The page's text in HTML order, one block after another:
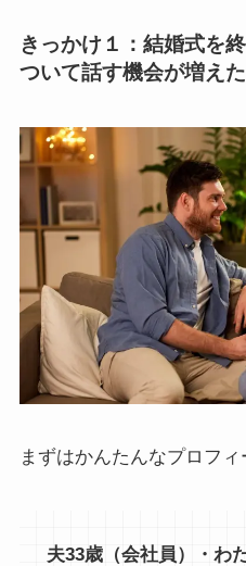
きっかけ１： 結婚式を
ついて話す機会が増えた
まずはかんたんなプロフィ
夫33歳（会社員）・わ